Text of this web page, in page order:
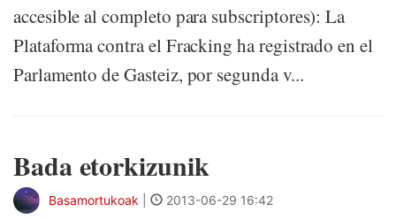
accesible al completo para subscriptores): La
Plataforma contra el Fracking ha registrado en el
Parlamento de Gasteiz, por segunda v...
Bada etorkizunik
Basamortukoak 2013-06-29 16:42